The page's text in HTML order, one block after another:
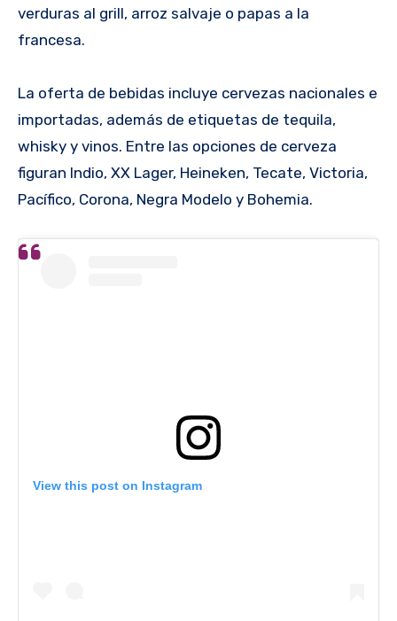
verduras al grill, arroz salvaje o papas a la
francesa.
La oferta de bebidas incluye cervezas nacionales e
importadas, además de etiquetas de tequila,
whisky y vinos. Entre las opciones de cerveza
figuran Indio, XX Lager, Heineken, Tecate, Victoria,
Pacífico, Corona, Negra Modelo y Bohemia.
View this post on Instagram